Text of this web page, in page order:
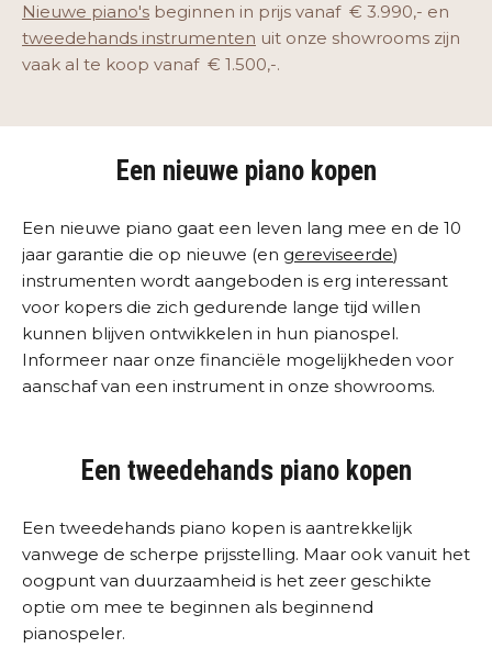
Nieuwe piano's beginnen in prijs vanaf € 3.990,- en
tweedehands instrumenten uit onze showrooms zijn
vaak al te koop vanaf € 1.500,-.
Een nieuwe piano kopen
Een nieuwe piano gaat een leven lang mee en de 10
jaar garantie die op nieuwe (en gereviseerde)
instrumenten wordt aangeboden is erg interessant
voor kopers die zich gedurende lange tijd willen
kunnen blijven ontwikkelen in hun pianospel.
Informeer naar onze financiële mogelijkheden voor
aanschaf van een instrument in onze showrooms.
Een tweedehands piano kopen
Een tweedehands piano kopen is aantrekkelijk
vanwege de scherpe prijsstelling. Maar ook vanuit het
oogpunt van duurzaamheid is het zeer geschikte
optie om mee te beginnen als beginnend
pianospeler.